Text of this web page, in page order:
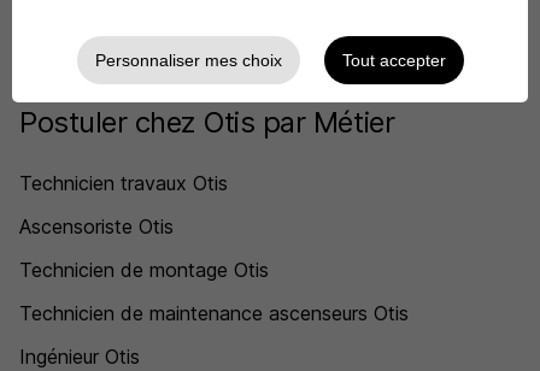
Voir toutes les offres par ville chez Otis
Postuler chez Otis par Métier
Technicien travaux Otis
Ascensoriste Otis
Technicien de montage Otis
Technicien de maintenance ascenseurs Otis
Ingénieur Otis
Personnaliser mes choix Tout accepter